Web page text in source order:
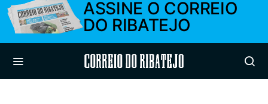
ASSINE O CORREIO
DO RIBATEJO
Correio do Ribatejo